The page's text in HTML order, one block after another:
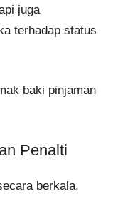
juga
terhadap status
baki pinjaman
Penalti
berkala,